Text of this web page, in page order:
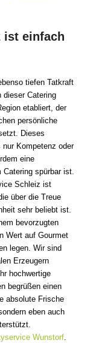
ist einfach
tiefen Tatkraft
Catering
etabliert, der
persönliche
Dieses
Kompetenz oder
eine
Catering spürbar ist.
Schleiz ist
über die Treue
sehr beliebt ist.
bevorzugten
Wert auf Gourmet
legen. Wir sind
Erzeugern
hochwertige
begrüßen einen
absolute Frische
eben auch
Wunstorf.